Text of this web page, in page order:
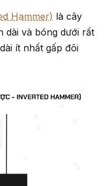
Hammer) là cây
dài và bóng dưới rất
ít nhất gấp đôi